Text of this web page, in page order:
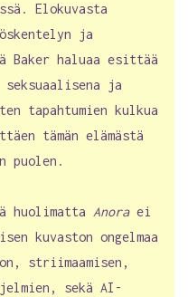
Elokuvasta
ja
Baker haluaa esittää
seksuaalisena ja
tapahtumien kulkua
tämän elämästä
puolen.
huolimatta Anora ei
kuvaston ongelmaa
striimaamisen,
sekä AI-